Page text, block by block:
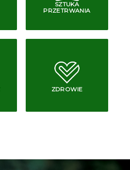
SZTUKA
PRZETRWANIA
ZDROWIE